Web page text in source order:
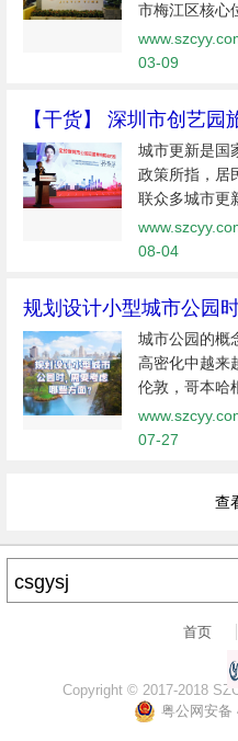
市梅江区核心
离不超过1公
桥部分两侧，
03-09
【干货】 深圳市创艺
在全经联首届城市更新
统解决方案》分享
城市更新是国
政策所指，居
联众多城市更
会中为城市更
创艺园旅游规
08-04
规划设计小型城市公园
城市公园的概
高密化中越来
伦敦，哥本哈
的建设融入了
市公共景观的
07-27
查
首页
Copyright © 2017-2018
粤公网安备